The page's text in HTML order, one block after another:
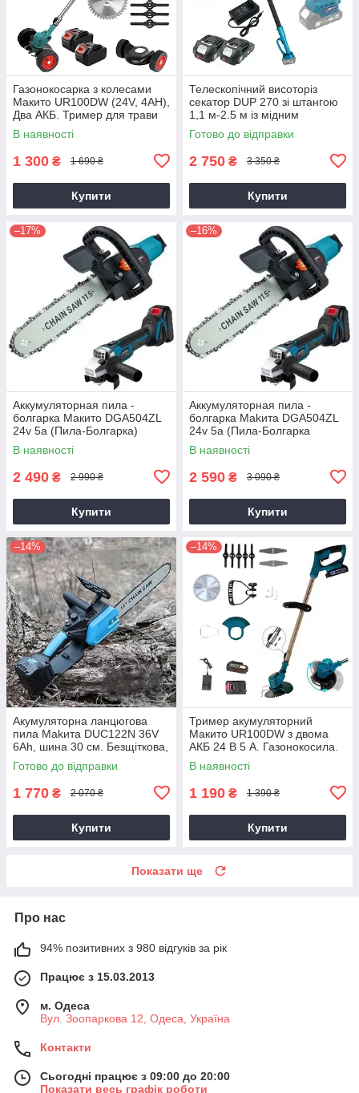
Газонокосарка з колесами
Макито UR100DW (24V, 4AH),
Два АКБ. Тример для трави
В наявності
1 300 ₴ 1 690 ₴
Купити
Телескопічний висоторіз
секатор DUP 270 зі штангою
1,1 м-2.5 м із мідним
двигуном
Готово до відправки
2 750 ₴ 3 350 ₴
Купити
–17%
Аккумуляторная пила -
болгарка Mакито DGA504ZL
24v 5a (Пила-Болгарка)
В наявності
2 490 ₴ 2 990 ₴
Купити
–16%
Аккумуляторная пила -
болгарка Makитa DGA504ZL
24v 5a (Пила-Болгарка
Макита)
В наявності
2 590 ₴ 3 090 ₴
Купити
–14%
Акумуляторна ланцюгова
пила Makита DUC122N 36V
6Ah, шина 30 см. Безщіткова,
Змащення ланцюга.
Готово до відправки
1 770 ₴ 2 070 ₴
Купити
–14%
Тример акумуляторний
Макито UR100DW з двома
АКБ 24 В 5 А. Газонокосила.
В наявності
1 190 ₴ 1 390 ₴
Купити
Показати ще
Про нас
94% позитивних з 980 відгуків за рік
Працює з 15.03.2013
м. Одеса
Вул. Зоопаркова 12, Одеса, Україна
Контакти
Сьогодні працює з 09:00 до 20:00
Показати весь графік роботи